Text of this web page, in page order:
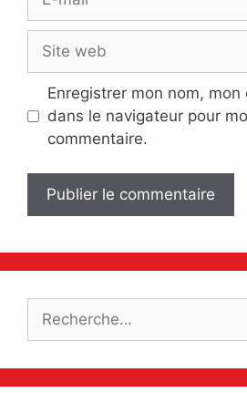
mail
web
Enregistrer mon nom,
dans le navigateur pour
commentaire.
Rechercher :